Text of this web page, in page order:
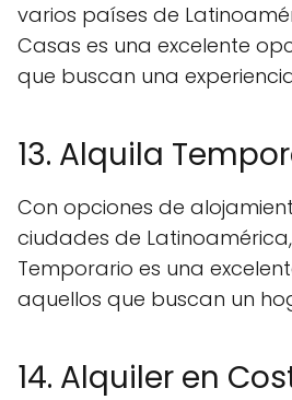
varios países de
Casas es una excelente
que buscan una
13. Alquila
Con opciones de
ciudades de
Temporario es una
aquellos que buscan un
14. Alquiler en